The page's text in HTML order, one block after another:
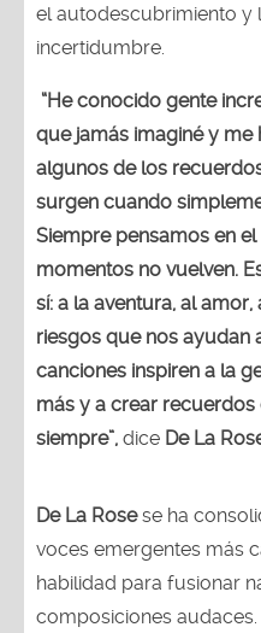
el autodescubrimiento y
incertidumbre.
“He conocido gente
que jamás imaginé y
algunos de los
surgen cuando
Siempre pensamos en
momentos no vuelven.
sí: a la aventura, al
riesgos que nos ayudan
canciones inspiren a la
más y a crear
siempre”, dice De La
De La Rosese ha
voces emergentes más
habilidad para fusionar
composiciones audaces.